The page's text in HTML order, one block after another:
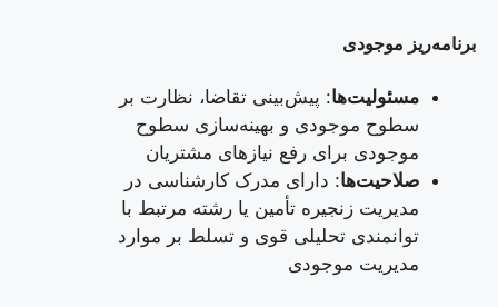
برنامه‌ریز موجودی
مسئولیت‌ها: پیش‌بینی تقاضا، نظارت بر
سطوح موجودی و بهینه‌سازی سطوح
موجودی برای رفع نیازهای مشتریان
صلاحیت‌ها: دارای مدرک کارشناسی در
مدیریت زنجیره تأمین یا رشته مرتبط با
توانمندی تحلیلی قوی و تسلط بر موارد
مدیریت موجودی